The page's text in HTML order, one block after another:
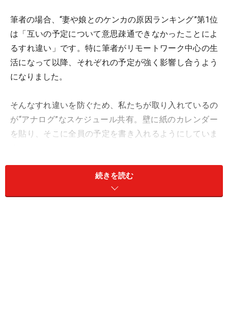
筆者の場合、“妻や娘とのケンカの原因ランキング”第1位
は「互いの予定について意思疎通できなかったことによ
るすれ違い」です。特に筆者がリモートワーク中心の生
活になって以降、それぞれの予定が強く影響し合うよう
になりました。
そんなすれ違いを防ぐため、私たちが取り入れているの
が“アナログ”なスケジュール共有。壁に紙のカレンダー
を貼り、そこに全員の予定を書き入れるようにしていま
当初は「TimeTree」などのアプリで管理す
続きを読む